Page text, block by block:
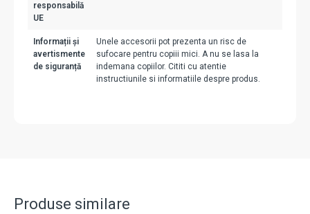
responsabilă
UE
Informații și
avertismente
de siguranță
Unele accesorii pot prezenta un risc de
sufocare pentru copiii mici. A nu se lasa la
indemana copiilor. Cititi cu atentie
instructiunile si informatiile despre produs.
Produse similare